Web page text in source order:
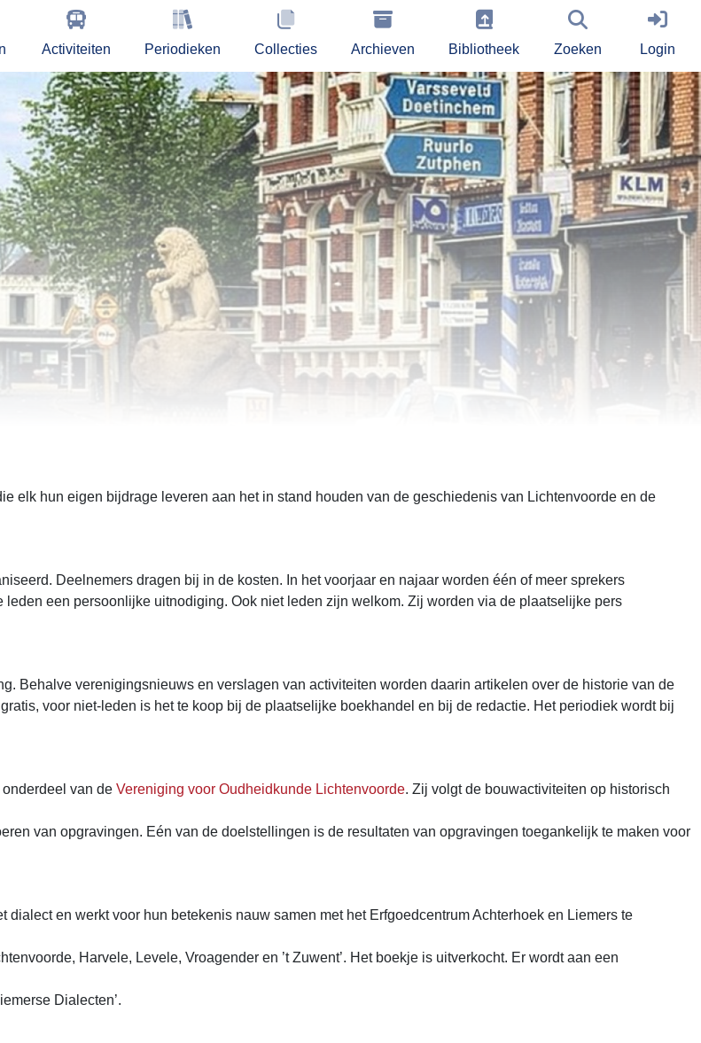
Activiteiten Periodieken Collecties Archieven Bibliotheek Zoeken Login
elk hun eigen bijdrage leveren aan het in stand houden van de geschiedenis van Lichtenvoorde en de
Deelnemers dragen bij in de kosten. In het voorjaar en najaar worden één of meer sprekers
een persoonlijke uitnodiging. Ook niet leden zijn welkom. Zij worden via de plaatselijke pers
Behalve verenigingsnieuws en verslagen van activiteiten worden daarin artikelen over de historie van de
voor niet-leden is het te koop bij de plaatselijke boekhandel en bij de redactie. Het periodiek wordt bij
onderdeel van de Vereniging voor Oudheidkunde Lichtenvoorde. Zij volgt de bouwactiviteiten op historisch
van opgravingen. Eén van de doelstellingen is de resultaten van opgravingen toegankelijk te maken voor
en werkt voor hun betekenis nauw samen met het Erfgoedcentrum Achterhoek en Liemers te
Harvele, Levele, Vroagender en ’t Zuwent’. Het boekje is uitverkocht. Er wordt aan een
Dialecten’.